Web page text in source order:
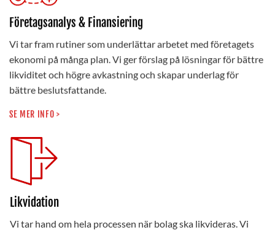
Företagsanalys & Finansiering
Vi tar fram rutiner som underlättar arbetet med företagets
ekonomi på många plan. Vi ger förslag på lösningar för bättre
likviditet och högre avkastning och skapar underlag för
bättre beslutsfattande.
SE MER INFO >
Likvidation
Vi tar hand om hela processen när bolag ska likvideras. Vi